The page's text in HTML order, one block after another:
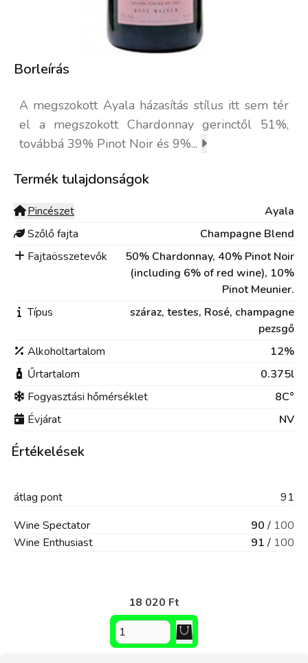
Borleírás
A megszokott Ayala házasítás stílus itt sem tér
el a megszokott Chardonnay gerinctől 51%,
továbbá 39% Pinot Noir és 9%...
Termék tulajdonságok
Pincészet
Ayala
Szőlő fajta
Champagne Blend
Fajtaösszetevők
50% Chardonnay, 40% Pinot Noir
(including 6% of red wine), 10%
Pinot Meunier.
Típus
száraz, testes, Rosé, champagne
pezsgő
Alkoholtartalom
12%
Űrtartalom
0.375l
Fogyasztási hőmérséklet
8C°
Évjárat
NV
Értékelések
átlag pont
91
Wine Spectator
90 / 100
Wine Enthusiast
91 / 100
18 020 Ft